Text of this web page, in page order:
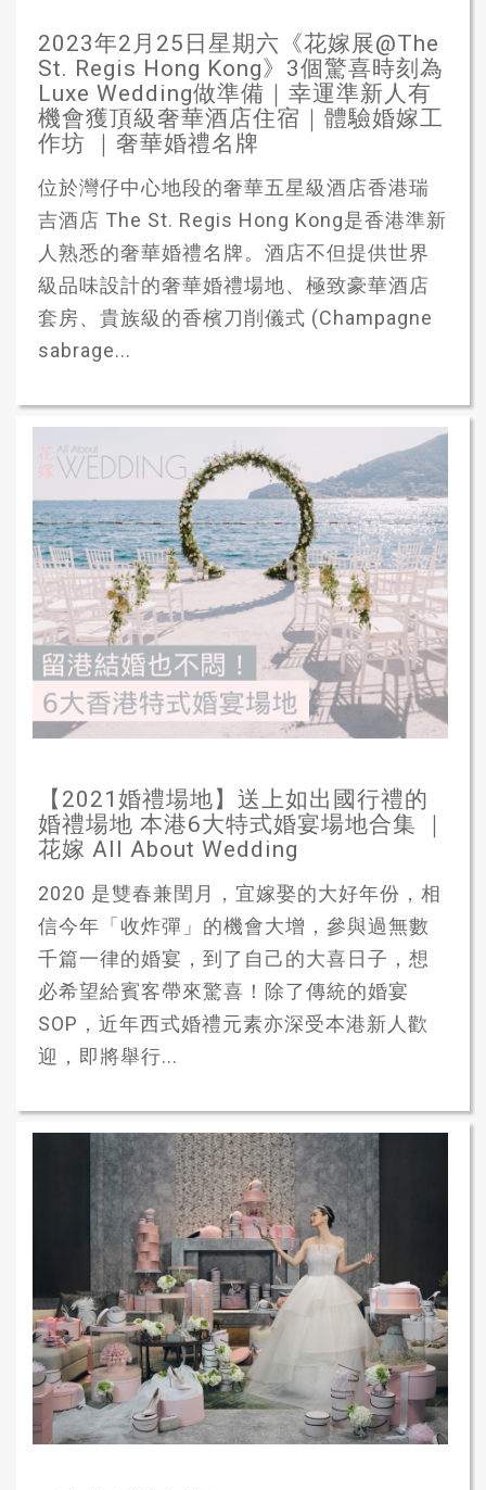
2023年2月25日星期六《花嫁展@The
St. Regis Hong Kong》3個驚喜時刻為
Luxe Wedding做準備｜幸運準新人有
機會獲頂級奢華酒店住宿｜體驗婚嫁工
作坊 ｜奢華婚禮名牌
位於灣仔中心地段的奢華五星級酒店香港瑞
吉酒店 The St. Regis Hong Kong是香港準新
人熟悉的奢華婚禮名牌。酒店不但提供世界
級品味設計的奢華婚禮場地、極致豪華酒店
套房、貴族級的香檳刀削儀式 (Champagne
sabrage...
【2021婚禮場地】送上如出國行禮的
婚禮場地 本港6大特式婚宴場地合集 ｜
花嫁 All About Wedding
2020 是雙春兼閏月，宜嫁娶的大好年份，相
信今年「收炸彈」的機會大增，參與過無數
千篇一律的婚宴，到了自己的大喜日子，想
必希望給賓客帶來驚喜！除了傳統的婚宴
SOP，近年西式婚禮元素亦深受本港新人歡
迎，即將舉行...